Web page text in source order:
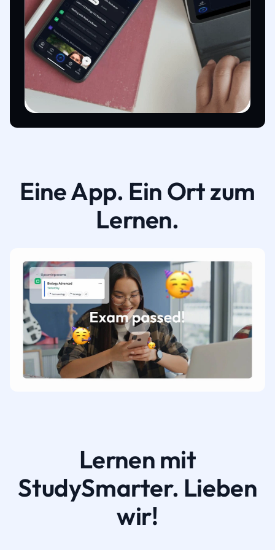
Eine App. Ein Ort zum
Lernen.
Lernen mit
StudySmarter. Lieben
wir!